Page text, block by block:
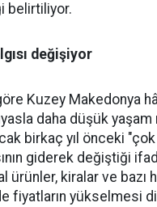
belirtiliyor.
değişiyor
Kuzey Makedonya
daha düşük
birkaç yıl önceki
giderek değiştiği
ürünler, kiralar ve bazı
fiyatların yükselmesi